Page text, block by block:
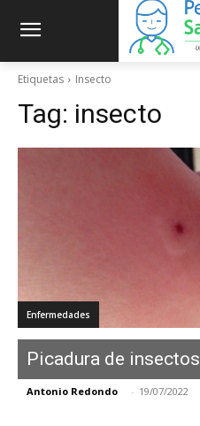
Etiquetas Insecto
Tag: insecto
Enfermedades
Picadura de insectos
Antonio Redondo - 19/07/2022